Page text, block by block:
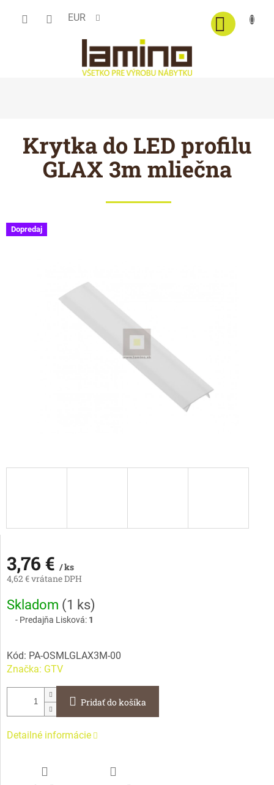
EUR
Krytka do LED profilu
GLAX 3m mliečna
Dopredaj
3,76 € / ks
4,62 € vrátane DPH
Jednotková
cena:
Skladom (1 ks)
Predajňa Lisková: 1
Kód: PA-OSMLGLAX3M-00
Značka: GTV
Pridať do košíka
Detailné informácie